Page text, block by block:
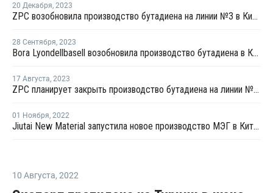
20 Декабря, 2023
ZPC возобновила производство бутадиена на линии №3 в Китае
28 Сентября, 2023
Bora Lyondellbasell возобновила производство бутадиена в Китае после ремонта
17 Августа, 2023
ZPC планирует закрыть производство бутадиена на линии №3 в Китае
01 Ноября, 2022
Jiutai New Material запустила новое производство МЭГ в Китае
10 Августа, 2022